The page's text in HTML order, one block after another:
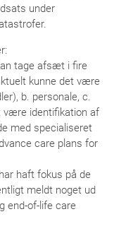
under
tage afsæt i fire
kunne det være
b. personale, c.
være identifikation af
med specialiseret
care plans for
haft fokus på de
meldt noget ud
end-of-life care